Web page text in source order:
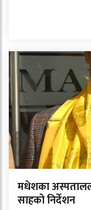
मधेशका
साहको निर्देशन